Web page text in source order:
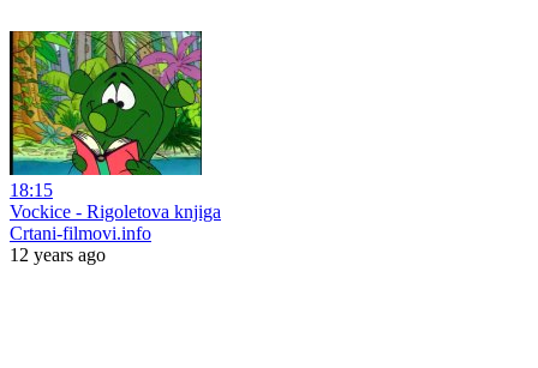
18:15
Vockice - Rigoletova knjiga
Crtani-filmovi.info
12 years ago